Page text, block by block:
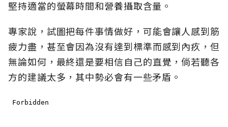
堅持適當的螢幕時間和營養攝取含量。
專家說，試圖把每件事情做好，可能會讓人感到筋
疲力盡，甚至會因為沒有達到標準而感到內疚，但
無論如何，最終還是要相信自己的直覺，倘若聽各
方的建議太多，其中勢必會有一些矛盾。